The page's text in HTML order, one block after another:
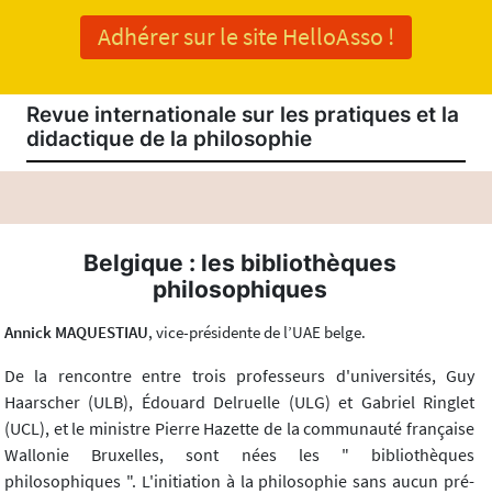
Adhérer sur le site HelloAsso !
Revue internationale sur les pratiques et la
didactique de la philosophie
Belgique : les bibliothèques
philosophiques
Annick MAQUESTIAU, vice-présidente de l’UAE belge.
De la rencontre entre trois professeurs d'universités, Guy
Haarscher (ULB), Édouard Delruelle (ULG) et Gabriel Ringlet
(UCL), et le ministre Pierre Hazette de la communauté française
Wallonie Bruxelles, sont nées les " bibliothèques
philosophiques ". L'initiation à la philosophie sans aucun pré-